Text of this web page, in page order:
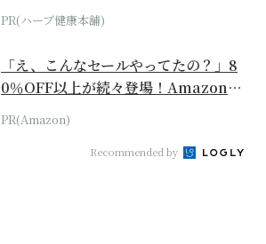
PR(ハーブ健康本舗)
「え、こんなセールやってたの？」8
0％OFF以上が続々登場！Amazonの
本気が...
PR(Amazon)
Recommended by